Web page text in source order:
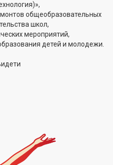
общеобразовательных
школ,
мероприятий,
детей и молодежи.